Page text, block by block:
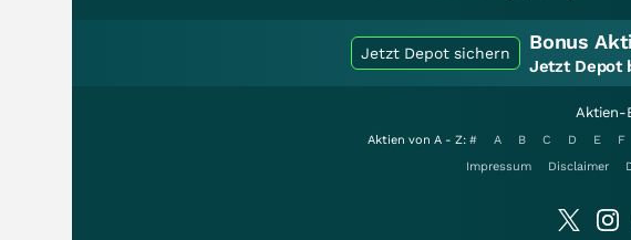
Jetzt Depot sichern Bonus
Jetzt Depot
Aktien-
Aktien von A - Z: # A B C D E F
Impressum
Disclaimer